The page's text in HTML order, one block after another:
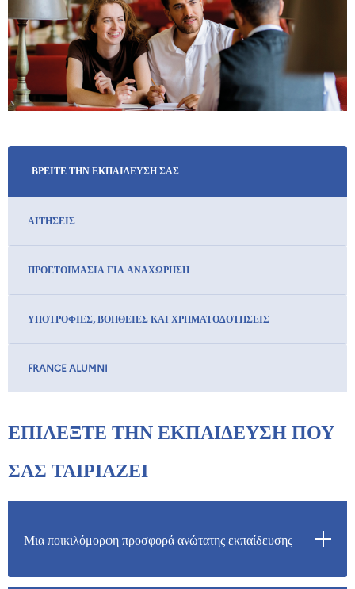
ΒΡΕΙΤΕ ΤΗΝ ΕΚΠΑΙΔΕΥΣΗ ΣΑΣ
ΑΙΤΉΣΕΙΣ
ΠΡΟΕΤΟΙΜΑΣΙΑ ΓΙΑ ΑΝΑΧΩΡΗΣΗ
ΥΠΟΤΡΟΦΊΕΣ, ΒΟΉΘΕΙΕΣ ΚΑΙ ΧΡΗΜΑΤΟΔΟΤΉΣΕΙΣ
FRANCE ALUMNI
ΕΠΙΛΕΞΤΕ ΤΗΝ ΕΚΠΑΙΔΕΥΣΗ ΠΟΥ
ΣΑΣ ΤΑΙΡΙΑΖΕΙ
Μια ποικιλόμορφη προσφορά ανώτατης εκπαίδευσης